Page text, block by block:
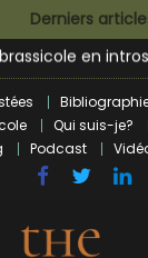
Derniers
brassicole en
de la révolution
dans le
par Tilray pour
Qui suis-je?
Podcast